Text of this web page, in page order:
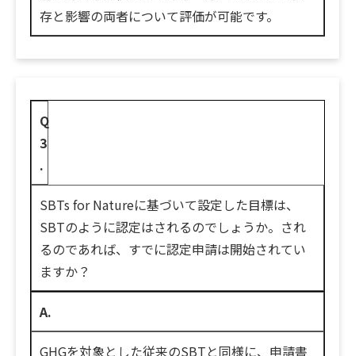
存と影響の両者について評価が可能です。
Q
3
.
SBTs for Natureに基づいて設定した目標は、
SBTのように認定はされるのでしょうか。され
るのであれば、すでに認定申請は開始されてい
ますか？
A.
GHGを対象とした従来のSBTと同様に、申請書